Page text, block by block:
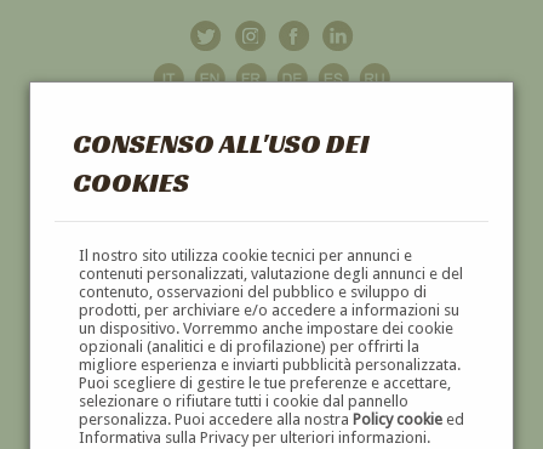
CONSENSO ALL'USO DEI
COOKIES
Il nostro sito utilizza cookie tecnici per annunci e
contenuti personalizzati, valutazione degli annunci e del
contenuto, osservazioni del pubblico e sviluppo di
prodotti, per archiviare e/o accedere a informazioni su
un dispositivo. Vorremmo anche impostare dei cookie
opzionali (analitici e di profilazione) per offrirti la
migliore esperienza e inviarti pubblicità personalizzata.
Puoi scegliere di gestire le tue preferenze e accettare,
selezionare o rifiutare tutti i cookie dal pannello
personalizza. Puoi accedere alla nostra Policy cookieed
Informativa sulla Privacy per ulteriori informazioni.
GALLERIAD'ARTE
DIPINTI E SCULTURE '800 E '900